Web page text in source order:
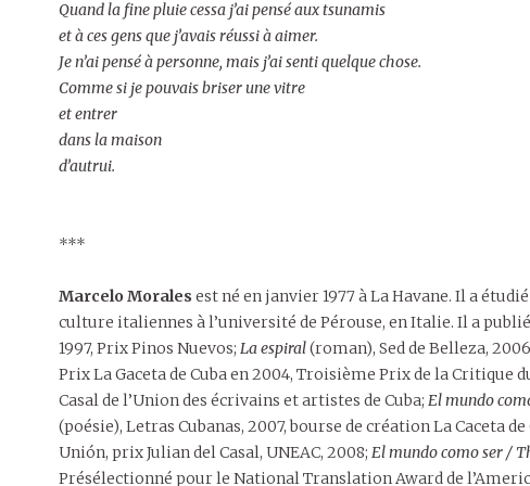
Quand la fine pluie cessa j’ai pensé aux tsunamis
et à ces gens que j’avais réussi à aimer.
Je n’ai pensé à personne, mais j’ai senti quelque chose.
Comme si je pouvais briser une vitre
et entrer
dans la maison
d’autrui.
***
Marcelo Morales est né en janvier 1977 à La Havane. Il a
culture italiennes à l’université de Pérouse, en Italie. Il a
1997, Prix Pinos Nuevos; La espiral(roman), Sed de Belleza,
Prix La Gaceta de Cuba en 2004, Troisième Prix de la Critique
Casal de l’Union des écrivains et artistes de Cuba; El mundo
(poésie), Letras Cubanas, 2007, bourse de création La Caceta
Unión, prix Julian del Casal, UNEAC, 2008; El mundo como ser /
Présélectionné pour le National Translation Award de